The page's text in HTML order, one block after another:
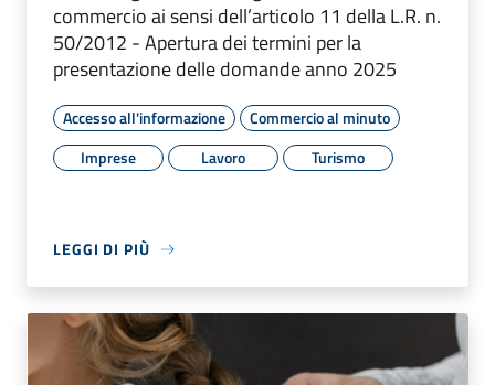
commercio ai sensi dell’articolo 11 della L.R. n.
50/2012 - Apertura dei termini per la
presentazione delle domande anno 2025
Accesso all'informazione
Commercio al minuto
Imprese
Lavoro Turismo
LEGGI DI PIÙ